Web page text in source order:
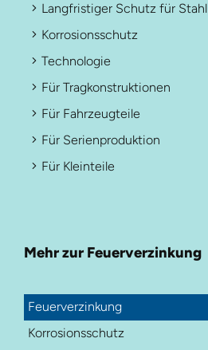
Langfristiger Schutz für Stahl
Korrosionsschutz
Technologie
Für Tragkonstruktionen
Für Fahrzeugteile
Für Serienproduktion
Für Kleinteile
Mehr zur Feuerverzinkung
Feuerverzinkung
Korrosionsschutz